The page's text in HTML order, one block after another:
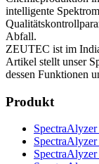
intelligente
Abfall.
ZEUTEC ist im
Artikel stellt unser
dessen Funktionen
Produkt